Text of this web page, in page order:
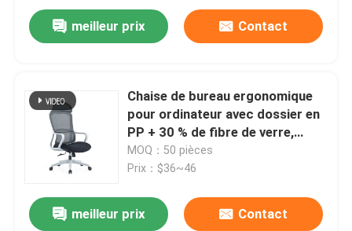
À la maison
meilleur prix Contact
Chaise de bureau ergonomique
pour ordinateur avec dossier en
PP + 30 % de fibre de verre,
hauteur réglable et roue en nylon
MOQ：50 pièces
Prix：$36~46
meilleur prix Contact